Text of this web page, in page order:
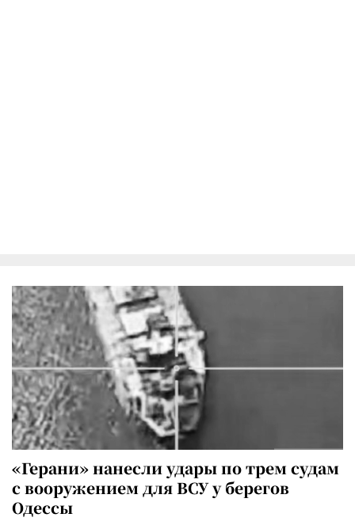
«Герани» нанесли удары по трем судам
с вооружением для ВСУ у берегов
Одессы